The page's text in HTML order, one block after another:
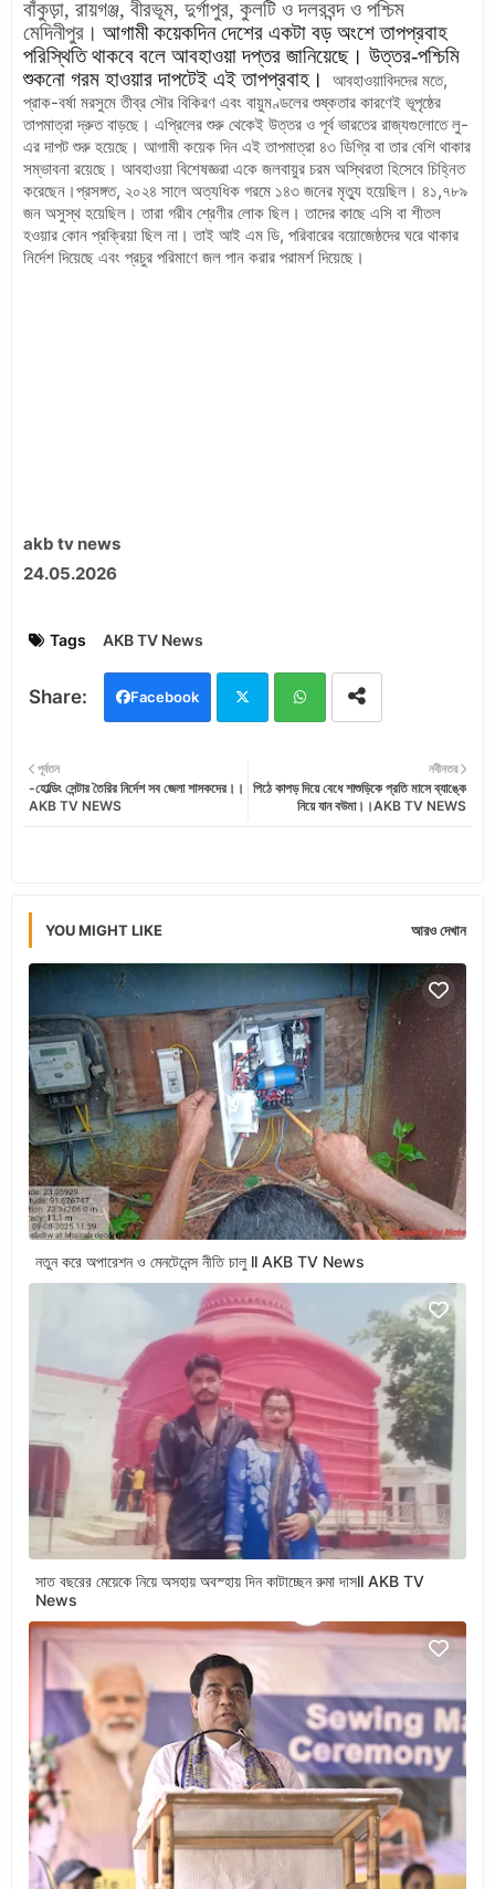
বাঁকুড়া, রায়গঞ্জ, বীরভূম, দুর্গাপুর, কুলটি ও দলরবন্দ ও পশ্চিম
মেদিনীপুর। আগামী কয়েকদিন দেশের একটা বড় অংশে তাপপ্রবাহ
পরিস্থিতি থাকবে বলে আবহাওয়া দপ্তর জানিয়েছে। উত্তর-পশ্চিমি
শুকনো গরম হাওয়ার দাপটেই এই তাপপ্রবাহ।
আবহাওয়াবিদদের মতে,
প্রাক-বর্ষা মরসুমে তীব্র সৌর বিকিরণ এবং বায়ুমণ্ডলের শুষ্কতার কারণেই ভূপৃষ্ঠের
তাপমাত্রা দ্রুত বাড়ছে। এপ্রিলের শুরু থেকেই উত্তর ও পূর্ব ভারতের রাজ্যগুলোতে লু-
এর দাপট শুরু হয়েছে। আগামী কয়েক দিন এই তাপমাত্রা ৪৩ ডিগ্রি বা তার বেশি থাকার
সম্ভাবনা রয়েছে। আবহাওয়া বিশেষজ্ঞরা একে জলবায়ুর চরম অস্থিরতা হিসেবে চিহ্নিত
করেছেন।প্রসঙ্গত, ২০২৪ সালে অত্যধিক গরমে ১৪৩ জনের মৃত্যু হয়েছিল। ৪১,৭৮৯
জন অসুস্থ হয়েছিল। তারা গরীব শ্রেণীর লোক ছিল। তাদের কাছে এসি বা শীতল
হওয়ার কোন প্রক্রিয়া ছিল না। তাই আই এম ডি, পরিবারের বয়োজেষ্ঠদের ঘরে থাকার
নির্দেশ দিয়েছে এবং প্রচুর পরিমাণে জল পান করার পরামর্শ দিয়েছে।
akb tv news
24.05.2026
Tags AKB TV News
Facebook
tter ats
নবীনতর
পিঠে কাপড় দিয়ে বেধে শাশুড়িকে প্রতি মাসে ব্যাঙ্কে
নিয়ে যান বউমা।।AKB TV NEWS
পূর্বতন
-হোল্ডিং সেন্টার তৈরির নির্দেশ সব জেলা শাসকদের।।
AKB TV NEWS
YOU MIGHT LIKE আরও দেখান
নতুন করে অপারেশন ও মেনটেনেন্স নীতি চালু ll AKB TV News
সাত বছরের মেয়েকে নিয়ে অসহায় অবস্হায় দিন কাটাচ্ছেন রুমা দাসll AKB TV
News